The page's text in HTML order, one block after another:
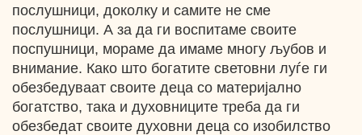
послушници, доколку и самите не сме
послушници. А за да ги воспитаме своите
поспушници, мораме да имаме многу љубов и
внимание. Како што богатите световни луѓе ги
обезбедуваат своите деца со материјално
богатство, така и духовниците треба да ги
обезбедат своите духовни деца со изобилство